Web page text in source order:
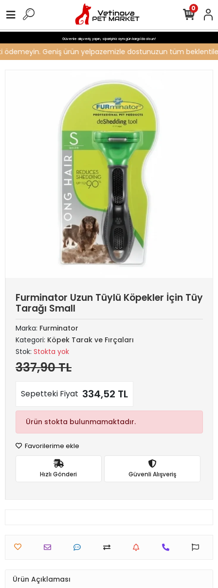
Güvenle alışveriş yapın, siparişiniz aynı gün kargo'da olsun!
Geniş ürün yelpazemizle dostunuzun tüm
0
Furminator Uzun Tüylü Köpekler İçin Tüy
Tarağı Small
Marka: Furminator
Kategori: Köpek Tarak ve Fırçaları
Stok: Stokta yok
337,90 TL
Sepetteki Fiyat 334,52 TL
Ürün stokta bulunmamaktadır.
Favorilerime ekle
Hızlı Gönderi Güvenli Alışveriş
Ürün Açıklaması